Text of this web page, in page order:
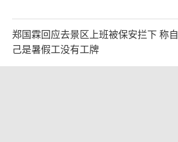
郑国霖回应去景区上班被保安拦下 称自
己是暑假工没有工牌
2026-08-06 15:52:46